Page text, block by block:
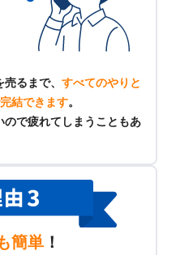
るまで、 すべてのやりと
結できます。
ので疲れてしまうこともあ
簡単 ！